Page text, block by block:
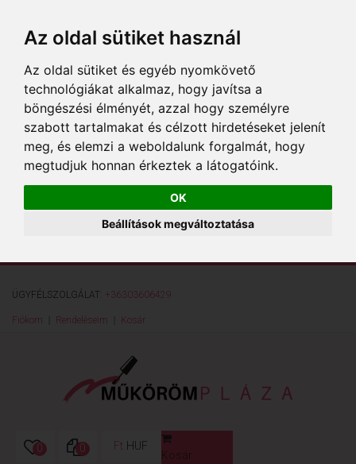
Az oldal sütiket használ
Az oldal sütiket és egyéb nyomkövető
technológiákat alkalmaz, hogy javítsa a
böngészési élményét, azzal hogy személyre
szabott tartalmakat és célzott hirdetéseket jelenít
meg, és elemzi a weboldalunk forgalmát, hogy
megtudjuk honnan érkeztek a látogatóink.
OK
Beállítások megváltoztatása
ÜGYFÉLSZOLGÁLAT: +36303606429
Fiókom Rendeléseim Kosár
0 0 Ft HUF
Kosár